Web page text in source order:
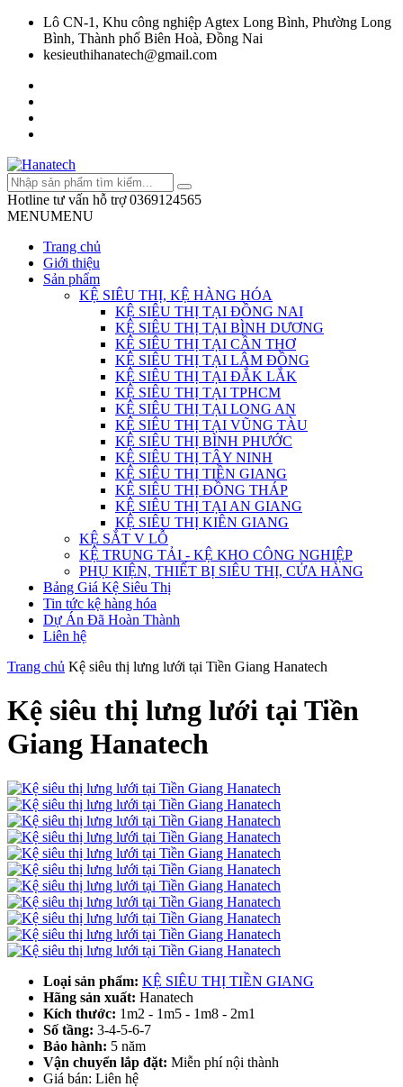
Lô CN-1, Khu công nghiệp Agtex Long Bình, Phường Long
Bình, Thành phố Biên Hoà, Đồng Nai
kesieuthihanatech@gmail.com
Hotline tư vấn hỗ trợ 0369124565
MENUMENU
Trang chủ
Giới thiệu
Sản phẩm
KỆ SIÊU THỊ, KỆ HÀNG HÓA
KỆ SIÊU THỊ TẠI ĐỒNG NAI
KỆ SIÊU THỊ TẠI BÌNH DƯƠNG
KỆ SIÊU THỊ TẠI CẦN THƠ
KỆ SIÊU THỊ TẠI LÂM ĐỒNG
KỆ SIÊU THỊ TẠI ĐẮK LẮK
KỆ SIÊU THỊ TẠI TPHCM
KỆ SIÊU THỊ TẠI LONG AN
KỆ SIÊU THỊ TẠI VŨNG TÀU
KỆ SIÊU THỊ BÌNH PHƯỚC
KỆ SIÊU THỊ TÂY NINH
KỆ SIÊU THỊ TIỀN GIANG
KỆ SIÊU THỊ ĐỒNG THÁP
KỆ SIÊU THỊ TẠI AN GIANG
KỆ SIÊU THỊ KIÊN GIANG
KỆ SẮT V LỖ
KỆ TRUNG TẢI - KỆ KHO CÔNG NGHIỆP
PHỤ KIỆN, THIẾT BỊ SIÊU THỊ, CỬA HÀNG
Bảng Giá Kệ Siêu Thị
Tin tức kệ hàng hóa
Dự Án Đã Hoàn Thành
Liên hệ
Trang chủ Kệ siêu thị lưng lưới tại Tiền Giang Hanatech
Kệ siêu thị lưng lưới tại Tiền
Giang Hanatech
Loại sản phẩm: KỆ SIÊU THỊ TIỀN GIANG
Hãng sản xuất: Hanatech
Kích thước: 1m2 - 1m5 - 1m8 - 2m1
Số tầng: 3-4-5-6-7
Bảo hành: 5 năm
Vận chuyển lắp đặt: Miễn phí nội thành
Giá bán: Liên hệ